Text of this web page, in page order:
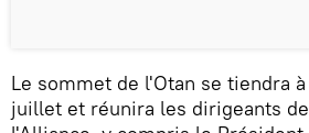
Le sommet de l'Otan se tiendra à
juillet et réunira les dirigeants